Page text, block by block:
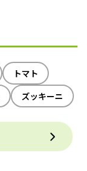
トマト
ズッキーニ